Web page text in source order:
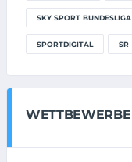
SKY SPORT BUNDESLIGA
SPORTDIGITAL SR
WETTBEWERBE